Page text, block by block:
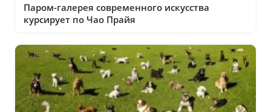
Паром-галерея современного искусства
курсирует по Чао Прайя